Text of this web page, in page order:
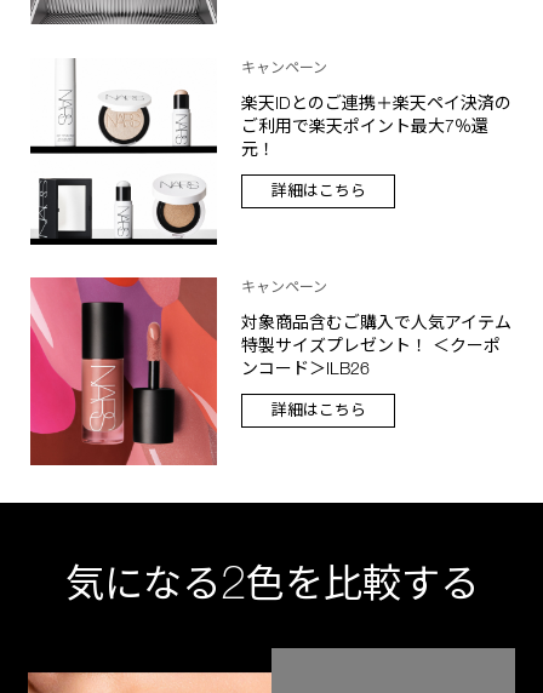
キャンペーン
楽天IDとのご連携＋楽天ペイ決済の
ご利用で楽天ポイント最大7％還
元！
詳細はこちら
キャンペーン
対象商品含むご購入で人気アイテム
特製サイズプレゼント！ ＜クーポ
ンコード＞ILB26
詳細はこちら
気になる2色を比較する